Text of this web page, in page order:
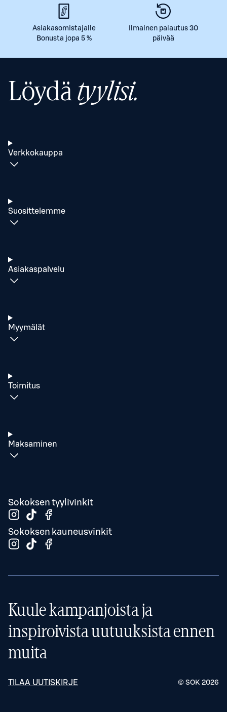
Asiakasomistajalle
Bonusta jopa 5 %
Ilmainen palautus 30
päivää
Löydätyylisi.
Verkkokauppa
Suosittelemme
Asiakaspalvelu
Myymälät
Toimitus
Maksaminen
Sokoksen tyylivinkit
Sokoksen kauneusvinkit
Kuule kampanjoista ja
inspiroivista uutuuksista ennen
muita
TILAA UUTISKIRJE © SOK 2026